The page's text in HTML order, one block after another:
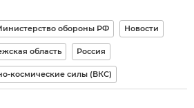
обороны РФ Новости
область Россия
космические силы (ВКС)